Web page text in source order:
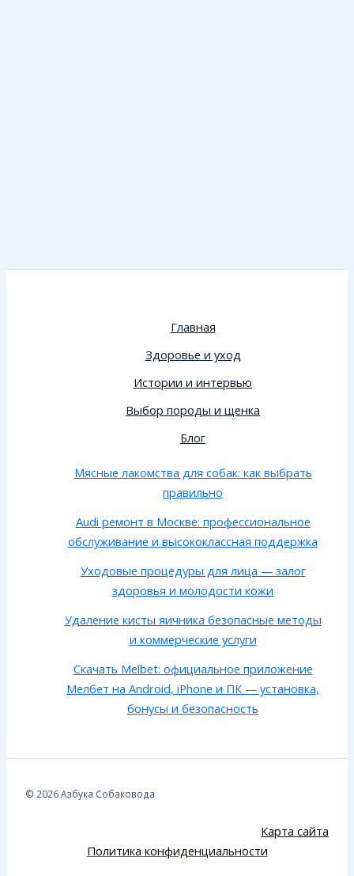
Главная
Здоровье и уход
Истории и интервью
Выбор породы и щенка
Блог
Мясные лакомства для собак: как выбрать
правильно
Audi ремонт в Москве: профессиональное
обслуживание и высококлассная поддержка
Уходовые процедуры для лица — залог
здоровья и молодости кожи
Удаление кисты яичника безопасные методы
и коммерческие услуги
Скачать Melbet: официальное приложение
Мелбет на Android, iPhone и ПК — установка,
бонусы и безопасность
© 2026 Азбука Собаковода
Карта сайта
Политика конфиденциальности